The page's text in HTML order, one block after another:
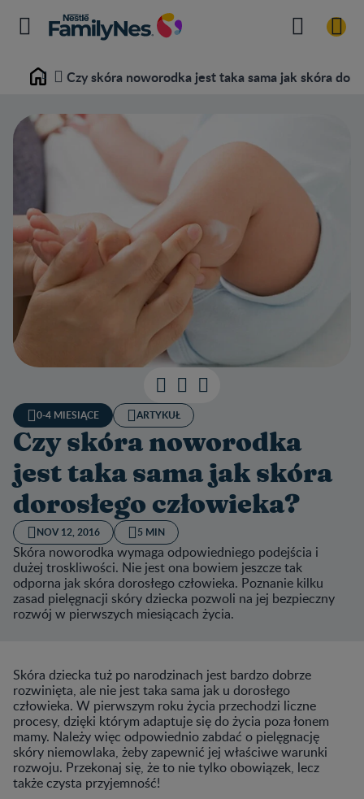
Home Czy skóra noworodka jest taka sama jak skóra
0-4 MIESIĄCE ARTYKUŁ
Czy skóra noworodka
jest taka sama jak skóra
dorosłego człowieka?
NOV 12, 2016 5 MIN
Skóra noworodka wymaga odpowiedniego podejścia i
dużej troskliwości. Nie jest ona bowiem jeszcze tak
odporna jak skóra dorosłego człowieka. Poznanie kilku
zasad pielęgnacji skóry dziecka pozwoli na jej bezpieczny
rozwój w pierwszych miesiącach życia.
Skóra dziecka tuż po narodzinach jest bardzo dobrze
rozwinięta, ale nie jest taka sama jak u dorosłego
człowieka. W pierwszym roku życia przechodzi liczne
procesy, dzięki którym adaptuje się do życia poza łonem
mamy. Należy więc odpowiednio zabdać o pielęgnację
skóry niemowlaka, żeby zapewnić jej właściwe warunki
rozwoju. Przekonaj się, że to nie tylko obowiązek, lecz
także czysta przyjemność!